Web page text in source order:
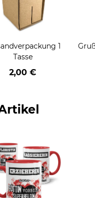
1
Tasse
2,00 €